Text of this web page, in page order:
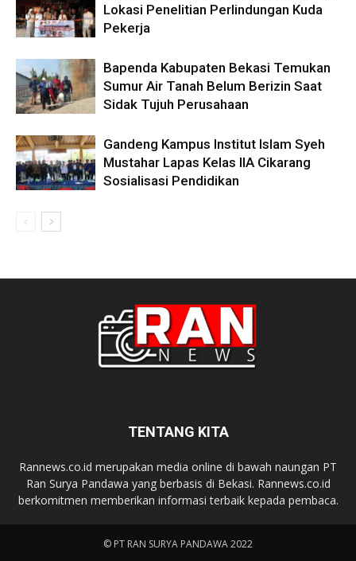
Lokasi Penelitian Perlindungan Kuda
Pekerja
Bapenda Kabupaten Bekasi Temukan
Sumur Air Tanah Belum Berizin Saat
Sidak Tujuh Perusahaan
Gandeng Kampus Institut Islam Syeh
Mustahar Lapas Kelas IIA Cikarang
Sosialisasi Pendidikan
TENTANG KITA
Rannews.co.id merupakan media online di bawah naungan PT
Ran Surya Pandawa yang berbasis di Bekasi. Rannews.co.id
berkomitmen memberikan informasi terbaik kepada pembaca.
© PT RAN SURYA PANDAWA 2022